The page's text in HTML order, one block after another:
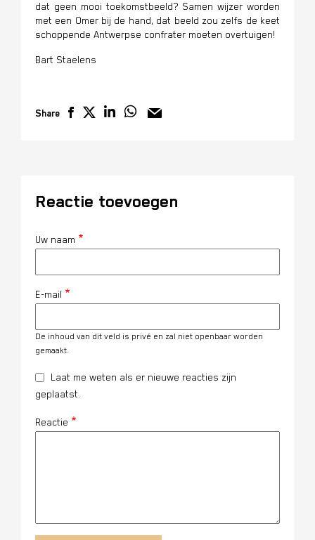
dat geen mooi toekomstbeeld? Samen wijzer worden
met een Omer bij de hand, dat beeld zou zelfs de keet
schoppende Antwerpse confrater moeten overtuigen!
Bart Staelens
Share
Reactie toevoegen
Uw naam
E-mail
De inhoud van dit veld is privé en zal niet openbaar worden
gemaakt.
Laat me weten als er nieuwe reacties zijn
geplaatst.
Reactie